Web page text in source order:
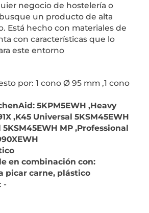
negocio de hostelería o
un producto de alta
Está hecho con materiales de
con características que lo
este entorno
por: 1 cono Ø 95 mm ,1 cono
5KPM5EWH ,Heavy
,K45 Universal 5KSM45EWH
MP ,Professional
en combinación con:
picar carne, plástico
-